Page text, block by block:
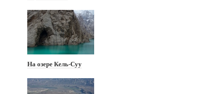
На озере Кель-Суу